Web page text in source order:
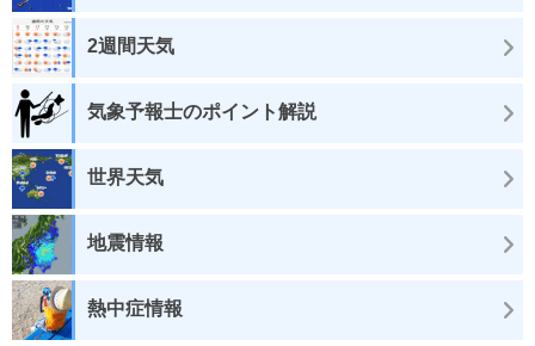
2週間天気
気象予報士のポイント解説
世界天気
地震情報
熱中症情報